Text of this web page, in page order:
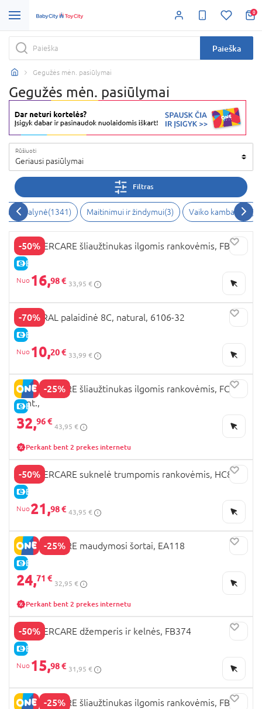
0
Paieška
Gegužės mėn. pasiūlymai
Gegužės mėn. pasiūlymai
Rūšiuoti
Geriausi pasiūlymai
Filtras
ir avalynė(1341) Maitinimui ir žindymui(3) Vaiko kambarys( )
-50%
E-KAINA
MOTHERCARE šliaužtinukas ilgomis rankovėmis, FB264
16,98 € 33,95 €
-70%
E-KAINA
MAYORAL palaidinė 8C, natural, 6106-32
10,20 € 33,99 €
-25%
E-KAINA
MOTHERCARE šliaužtinukas ilgomis rankovėmis, FC102
3vnt.,
32,96 €
43,95 €
Perkant bent 2 prekes internetu
-50%
E-KAINA
MOTHERCARE suknelė trumpomis rankovėmis, HC869
21,98 € 43,95 €
-25%
E-KAINA
MOTHERCARE maudymosi šortai, EA118
24,71 €
32,95 €
Perkant bent 2 prekes internetu
-50%
E-KAINA
MOTHERCARE džemperis ir kelnės, FB374
15,98 € 31,95 €
-25%
MOTHERCARE šliaužtinukas ilgomis rankovėmis, FB301